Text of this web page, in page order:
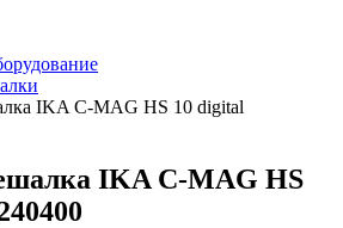
IKA C-MAG HS 10 digital
IKA C-MAG HS